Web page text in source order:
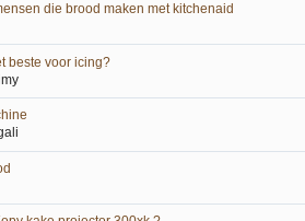
die brood maken met kitchenaid
beste voor icing?